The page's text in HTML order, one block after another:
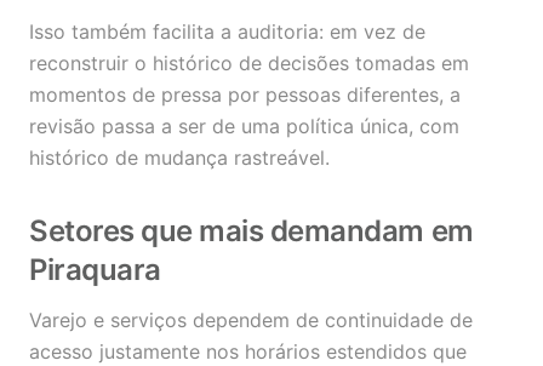
Isso também facilita a auditoria: em vez de
reconstruir o histórico de decisões tomadas em
momentos de pressa por pessoas diferentes, a
revisão passa a ser de uma política única, com
histórico de mudança rastreável.
Setores que mais demandam em
Piraquara
Varejo e serviços dependem de continuidade de
acesso justamente nos horários estendidos que